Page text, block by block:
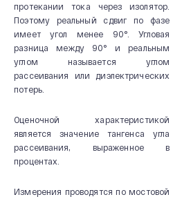
протекании тока через изолятор.
Поэтому реальный сдвиг по фазе
имеет угол менее 90°. Угловая
разница между 90° и реальным
углом называется углом
рассеивания или диэлектрических
потерь.
Оценочной характеристикой
является значение тангенса угла
рассеивания, выраженное в
процентах.
Измерения проводятся по мостовой